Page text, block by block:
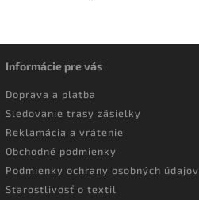
Informácie pre vás
Doprava a platba
Sledovanie trasy zásielky
Reklamácia a vrátenie
Obchodné podmienky
Podmienky ochrany osobných údajov
Starostlivosť o textil